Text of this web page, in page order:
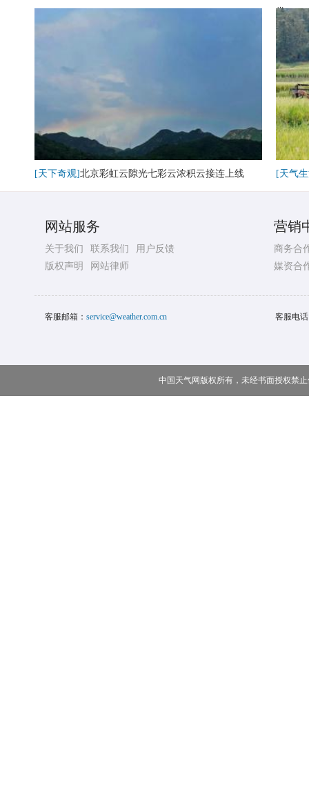
卷
[天下奇观]北京彩虹云隙光七彩云浓积云接连上线 [天气
网站服务
关于我们 联系我们
用户反馈
版权声明
网站律师
营销
商务合
媒资合
客服邮箱： service@weather.com.cn 客服电
中国天气网版权所有，未经书面授权